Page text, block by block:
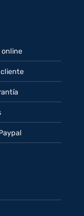
online